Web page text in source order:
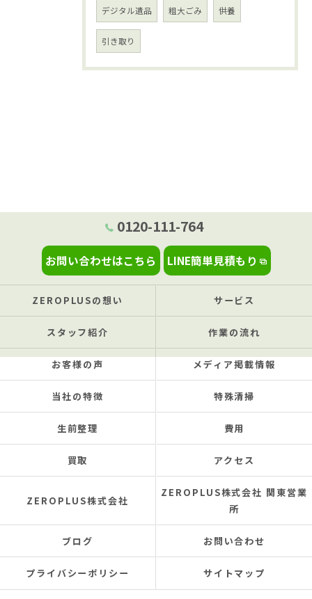
デジタル遺品 粗大ごみ 供養
引き取り
0120-111-764
お問い合わせはこちら LINE簡単見積もり
ZEROPLUSの想い サービス
スタッフ紹介 作業の流れ
お客様の声 メディア掲載情報
当社の特徴 特殊清掃
生前整理 費用
買取 アクセス
ZEROPLUS株式会社
ZEROPLUS株式会社 関東営業
所
ブログ お問い合わせ
プライバシーポリシー サイトマップ